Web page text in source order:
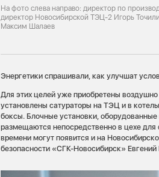
На фото слева направо: директор по
директор Новосибирской ТЭЦ-2 Игорь
Максим Шалаев
Энергетики спрашивали, как улучшат
Для этих целей уже приобретены
установлены сатураторы на ТЭЦ и в
боксы. Блочные установки,
размещаются непосредственно в цехе для
времени могут появится и на
безопасности «СГК-Новосибирск» Евгений